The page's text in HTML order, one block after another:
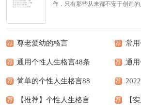
作，只有那些从来都不安于创造的
荐 尊老爱幼的格言 荐 常
80句
荐 通用个性人生格言48条 荐 通
70条
荐 简单的个性人生格言88
条
荐
警
荐 【推荐】个性人生格言 荐 【